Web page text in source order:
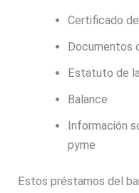
Certificado
Documentos
Estatuto de
Balance
Información
pyme
Estos préstamos del